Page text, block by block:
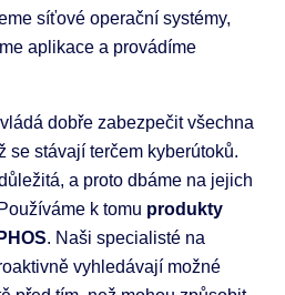
síťové operační systémy,
aplikace a provádíme
dobře zabezpečit všechna
se stávají terčem kyberútoků.
a proto dbáme na jejich
k tomu produkty
. Naši specialisté na
vyhledávají možné